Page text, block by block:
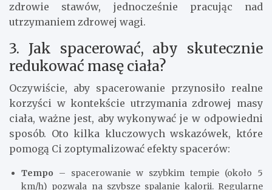
zdrowie stawów, jednocześnie pracując nad
utrzymaniem zdrowej wagi.
3. Jak spacerować, aby skutecznie
redukować masę ciała?
Oczywiście, aby spacerowanie przynosiło realne
korzyści w kontekście utrzymania zdrowej masy
ciała, ważne jest, aby wykonywać je w odpowiedni
sposób. Oto kilka kluczowych wskazówek, które
pomogą Ci zoptymalizować efekty spacerów:
Tempo – spacerowanie w szybkim tempie (około 5
km/h) pozwala na szybsze spalanie kalorii. Regularne